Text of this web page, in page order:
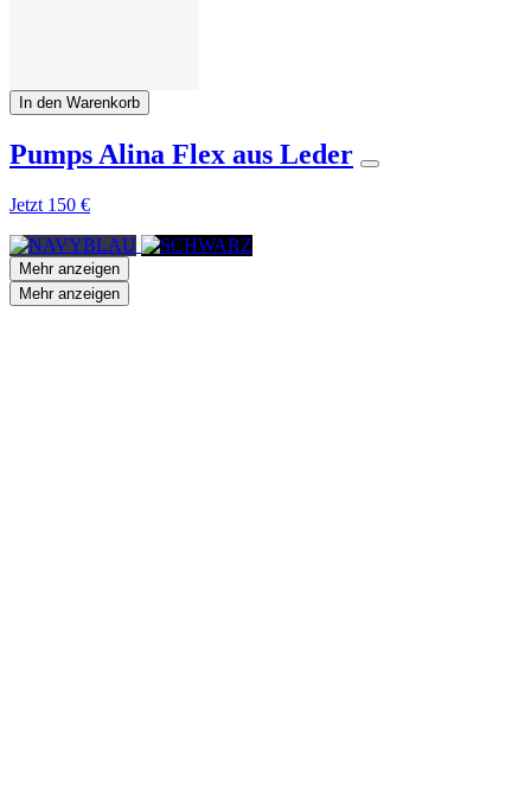
In den Warenkorb
Pumps Alina Flex aus Leder
Jetzt 150 €
Mehr anzeigen
Mehr anzeigen